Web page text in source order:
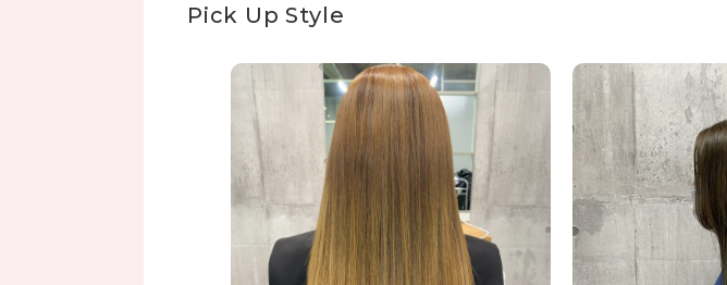
Pick Up Style